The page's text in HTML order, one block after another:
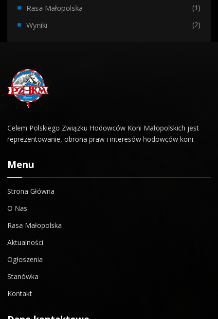
Rasa Małopolska (1)
Wyniki (2)
Celem Polskiego Związku Hodowców Koni Małopolskich jest
reprezentowanie, obrona praw i interesów hodowców koni.
Menu
Strona Główna
O Nas
Rasa Małopolska
Aktualności
Ogłoszenia
Stanówka
Kontakt